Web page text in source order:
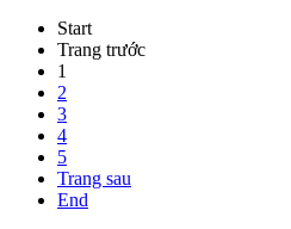
Start
Trang trước
1
2
3
4
5
Trang sau
End